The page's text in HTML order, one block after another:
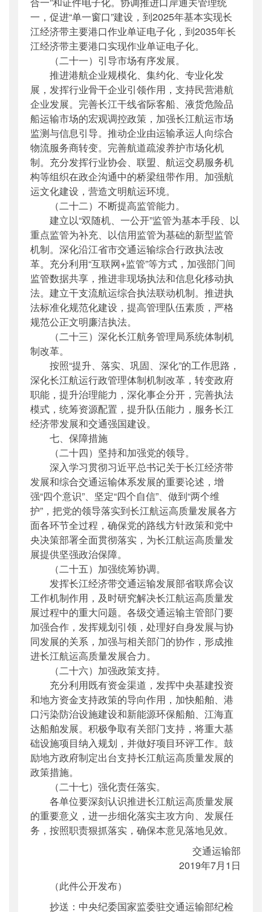
一，促进“单一窗口”建设，到2025年基本实现长
江经济带主要港口作业单证电子化，到2035年长
江经济带主要港口实现作业单证电子化。
（二十一）引导市场有序发展。
推进港航企业规模化、集约化、专业化发
展，发挥行业骨干企业引领作用，支持民营港航
企业发展。完善长江干线省际客船、液货危险品
船运输市场的宏观调控政策，加强长江航运市场
监测与信息引导。推动企业由运输承运人向综合
物流服务商转变。完善航道疏浚养护市场化机
制。充分发挥行业协会、联盟、航运交易服务机
构等组织在政企沟通中的桥梁纽带作用。加强航
运文化建设，营造文明航运环境。
（二十二）不断提高监管能力。
建立以“双随机、一公开”监管为基本手段、以
重点监管为补充、以信用监管为基础的新型监管
机制。深化沿江省市交通运输综合行政执法改
革。充分利用“互联网+监管”等方式，加强部门间
监管数据共享，推进非现场执法和信息化移动执
法。建立干支流航运综合执法联动机制。推进执
法标准化规范化建设，提高管理队伍素质，严格
规范公正文明廉洁执法。
（二十三）深化长江航务管理局系统体制机
制改革。
按照“提升、落实、巩固、深化”的工作思路，
深化长江航运行政管理体制机制改革，转变政府
职能，提升治理能力，深化事企分开，完善执法
模式，统筹资源配置，提升队伍能力，服务长江
经济带发展和交通强国建设。
七、保障措施
（二十四）坚持和加强党的领导。
深入学习贯彻习近平总书记关于长江经济带
发展和综合交通运输体系发展的重要论述，增
强“四个意识”、坚定“四个自信”、做到“两个维
护”，把党的领导落实到长江航运高质量发展各方
面各环节全过程，确保党的路线方针政策和党中
央决策部署全面贯彻落实，为长江航运高质量发
展提供坚强政治保障。
（二十五）加强统筹协调。
发挥长江经济带交通运输发展部省联席会议
工作机制作用，及时研究解决长江航运高质量发
展过程中的重大问题。各级交通运输主管部门要
加强合作，发挥规划引领，处理好自身发展与协
同发展的关系，加强与相关部门的协作，形成推
进长江航运高质量发展合力。
（二十六）加强政策支持。
充分利用既有资金渠道，发挥中央基建投资
和地方资金支持政策的导向作用，加快船舶、港
口污染防治设施建设和新能源环保船舶、江海直
达船舶发展。积极争取有关部门支持，将重大基
础设施项目纳入规划，并做好项目环评工作。鼓
励地方政府制定出台支持长江航运高质量发展的
政策措施。
（二十七）强化责任落实。
各单位要深刻认识推进长江航运高质量发展
的重要意义，进一步细化落实主攻方向、发展任
务，按照职责狠抓落实，确保本意见落地见效。
交通运输部
2019年7月1日
（此件公开发布）
抄送：中央纪委国家监委驻交通运输部纪检